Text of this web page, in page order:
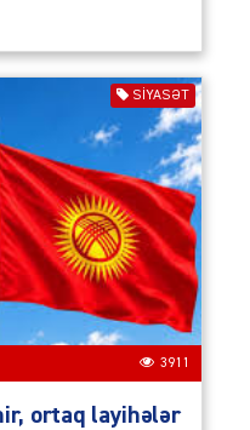
SIYASƏT
3911
ortaq layihələr